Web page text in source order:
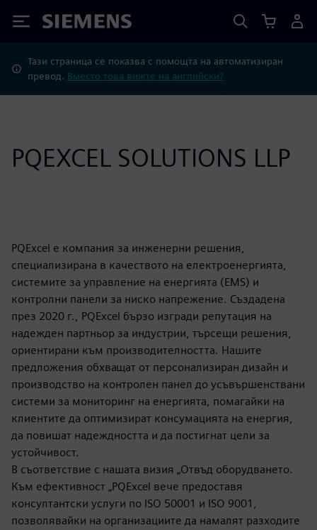
Siemens
Тази страница се показва с помощта на автоматизиран
превод. Вместо това вижте на английски?
PQEXCEL SOLUTIONS LLP
PQExcel е компания за инженерни решения,
специализирана в качеството на електроенергията,
системите за управление на енергията (EMS) и
контролни панели за ниско напрежение. Създадена
през 2020 г., PQExcel бързо изгради репутация на
надежден партньор за индустрии, търсещи решения,
ориентирани към производителността. Нашите
предложения обхващат от персонализиран дизайн и
производство на контролен панел до усъвършенствани
системи за мониторинг на енергията, помагайки на
клиентите да оптимизират консумацията на енергия,
да повишат надеждността и да постигнат цели за
устойчивост.
В съответствие с нашата визия „Отвъд оборудването.
Към ефективност „PQExcel вече предоставя
консултантски услуги по ISO 50001 и ISO 9001,
позволявайки на организациите да намалят разходите